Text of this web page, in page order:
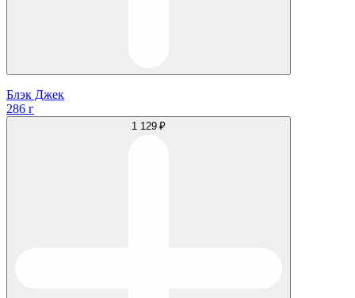
Блэк Джек
286 г
1 129 ₽